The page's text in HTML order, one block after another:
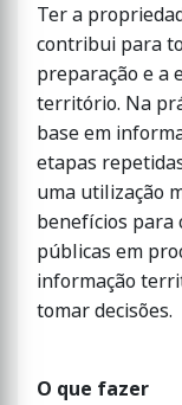
Ter a
contribui para
preparação e a
território. Na
base em
etapas
uma utilização
benefícios para
públicas em
informação
tomar decisões.
O que fazer